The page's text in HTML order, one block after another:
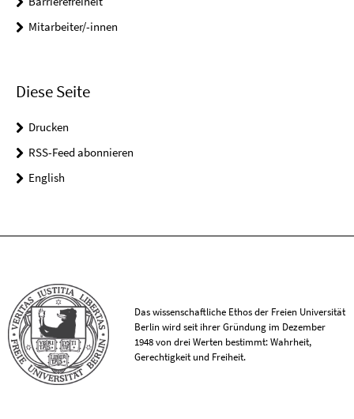
Mitarbeiter/-innen
Diese Seite
Drucken
RSS-Feed abonnieren
English
Das wissenschaftliche Ethos der Freien Universität
Berlin wird seit ihrer Gründung im Dezember
1948 von drei Werten bestimmt: Wahrheit,
Gerechtigkeit und Freiheit.